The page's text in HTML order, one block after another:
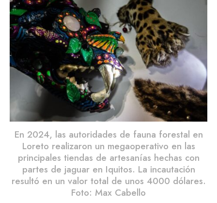
En 2024, las autoridades de fauna forestal en
Loreto realizaron un megaoperativo en las
principales tiendas de artesanías hechas con
partes de jaguar en Iquitos. La incautación
resultó en un valor total de unos 4000 dólares.
Foto: Max Cabello